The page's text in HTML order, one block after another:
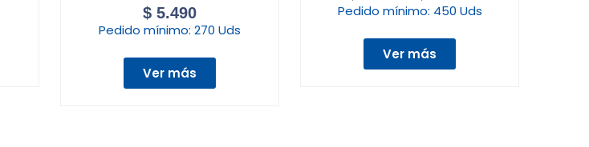
$ 5.490
Pedido mínimo: 270 Uds
Ver más
Pedido mínimo: 450 Uds
Ver más